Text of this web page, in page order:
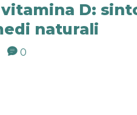
D:
naturali
0